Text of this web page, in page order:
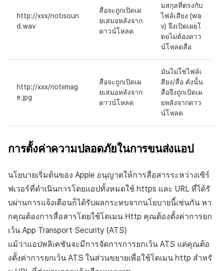
http://xxx/notisoun
d.wav
สื่อจะถูกเปิดเผ
ยเสมอหลังจาก
ดาวน์โหลด
มสกุลที่ตรงกับ
ไฟล์เสียง (wa
v) จึงเปิดเผยโ
ดยไม่ต้องดาว
น์โหลดสื่อ
http://xxx/notiimag
e.jpg
สื่อจะถูกเปิดเผ
ยเสมอหลังจาก
ดาวน์โหลด
มันไม่ใช่ไฟล์เ
สียง/สื่อ ดังนั้น
สื่อจึงถูกเปิดเผ
ยหลังจากดาว
น์โหลด
การตั้งค่าความปลอดภัยในการขนส่งแอป
นโยบายเริ่มต้นของ Apple อนุญาตให้การสื่อสารระหว่างเซิร์
ฟเวอร์ที่ดำเนินการโดยแอปทั้งหมดใช้ https และ URL ที่ได้รั
บผ่านการแจ้งเตือนก็ได้รับผลกระทบจากนโยบายนี้เช่นกัน หา
กคุณต้องการสื่อสารโดยใช้โดเมน Http คุณต้องตั้งค่าการยก
เว้น App Transport Security (ATS)
แม้ว่าแอปพลิเคชันจะมีการจัดการการยกเว้น ATS แต่คุณต้อ
งตั้งค่าการยกเว้น ATS ในส่วนขยายเพื่อใช้โดเมน http สำหรั